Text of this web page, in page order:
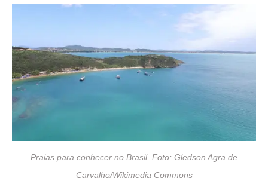
Praias para conhecer no Brasil. Foto: Gledson Agra de
Carvalho/Wikimedia Commons